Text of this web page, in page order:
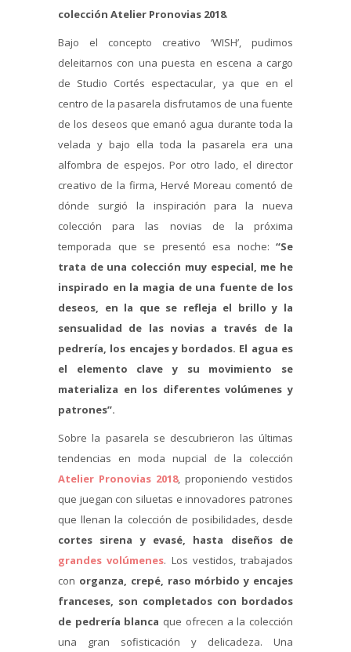
colección Atelier Pronovias 2018.
Bajo el concepto creativo ‘WISH’, pudimos
deleitarnos con una puesta en escena a cargo
de Studio Cortés espectacular, ya que en el
centro de la pasarela disfrutamos de una fuente
de los deseos que emanó agua durante toda la
velada y bajo ella toda la pasarela era una
alfombra de espejos. Por otro lado, el director
creativo de la firma, Hervé Moreau comentó de
dónde surgió la inspiración para la nueva
colección para las novias de la próxima
temporada que se presentó esa noche: “Se
trata de una colección muy especial, me he
inspirado en la magia de una fuente de los
deseos, en la que se refleja el brillo y la
sensualidad de las novias a través de la
pedrería, los encajes y bordados. El agua es
el elemento clave y su movimiento se
materializa en los diferentes volúmenes y
patrones”.
Sobre la pasarela se descubrieron las últimas
tendencias en moda nupcial de la colección
Atelier Pronovias 2018, proponiendo vestidos
que juegan con siluetas e innovadores patrones
que llenan la colección de posibilidades, desde
cortes sirena y evasé, hasta diseños de
grandes volúmenes. Los vestidos, trabajados
con organza, crepé, raso mórbido y encajes
franceses, son completados con bordados
de pedrería blanca que ofrecen a la colección
una gran sofisticación y delicadeza. Una